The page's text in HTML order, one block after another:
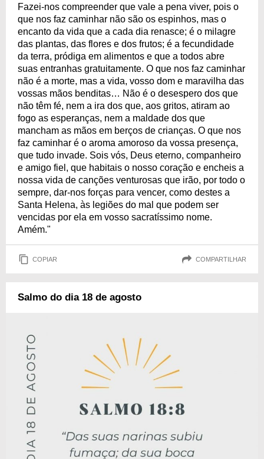
Fazei-nos compreender que vale a pena viver, pois o
que nos faz caminhar não são os espinhos, mas o
encanto da vida que a cada dia renasce; é o milagre
das plantas, das flores e dos frutos; é a fecundidade
da terra, pródiga em alimentos e que a todos abre
suas entranhas gratuitamente. O que nos faz caminhar
não é a morte, mas a vida, vosso dom e maravilha das
vossas mãos benditas… Não é o desespero dos que
não têm fé, nem a ira dos que, aos gritos, atiram ao
fogo as esperanças, nem a maldade dos que
mancham as mãos em berços de crianças. O que nos
faz caminhar é o aroma amoroso da vossa presença,
que tudo invade. Sois vós, Deus eterno, companheiro
e amigo fiel, que habitais o nosso coração e encheis a
nossa vida de canções venturosas que irão, por todo o
sempre, dar-nos forças para vencer, como destes a
Santa Helena, às legiões do mal que podem ser
vencidas por ela em vosso sacratíssimo nome.
Amém."
COPIAR COMPARTILHAR
Salmo do dia 18 de agosto